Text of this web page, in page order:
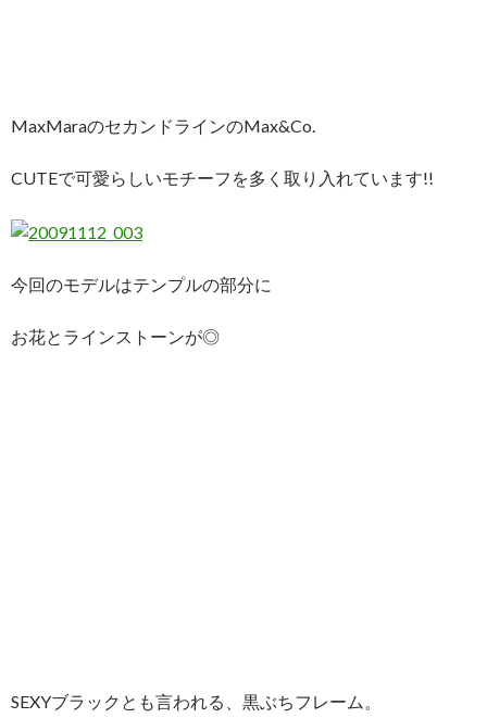
MaxMaraのセカンドラインのMax&Co.
CUTEで可愛らしいモチーフを多く取り入れています!!
今回のモデルはテンプルの部分に
お花とラインストーンが◎
SEXYブラックとも言われる、黒ぶちフレーム。